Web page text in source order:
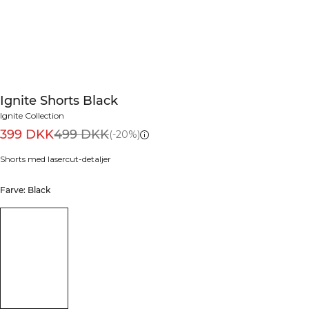
Ignite Shorts Black
Ignite Collection
399 DKK499 DKK(-20%)
Shorts med lasercut-detaljer
Farve: Black